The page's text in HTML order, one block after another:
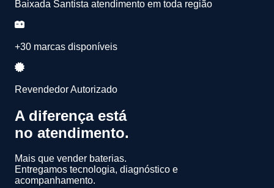
Baixada Santista atendimento em toda região
+30 marcas disponíveis
Revendedor Autorizado
A diferença está
no atendimento.
Mais que vender baterias.
Entregamos tecnologia, diagnóstico e
acompanhamento.